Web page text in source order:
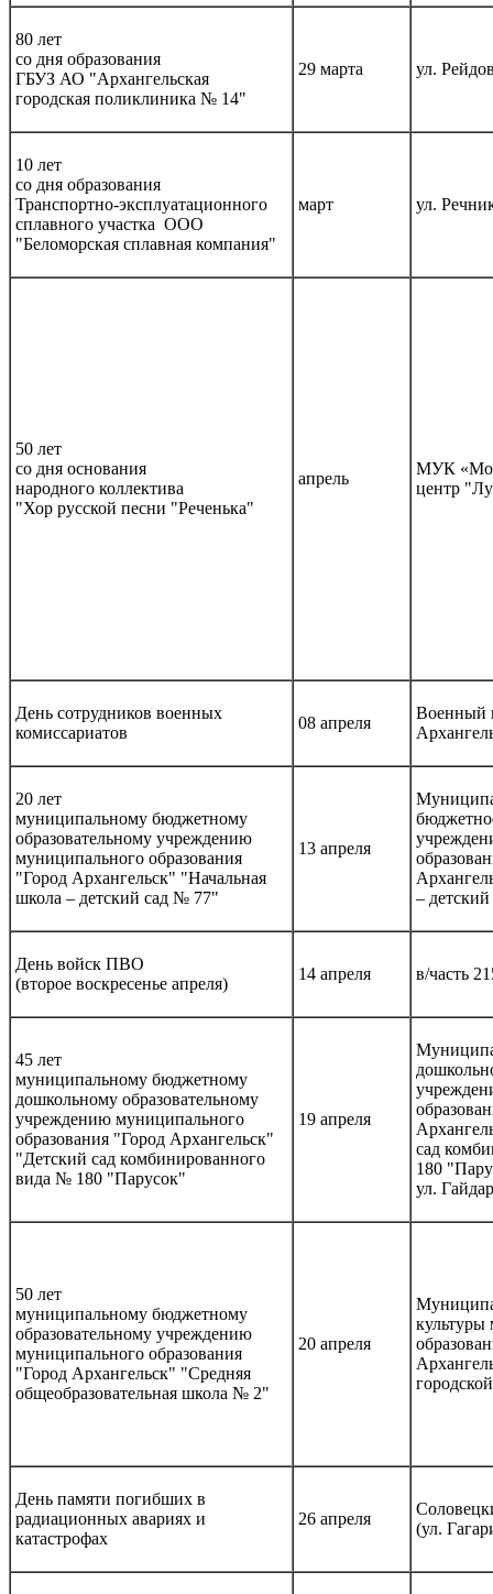
80 лет
со дня образования
ГБУЗ АО "Архангельская
городская поликлиника № 14"
29 марта ул.
10 лет
со дня образования
Транспортно-эксплуатационного
сплавного участка ООО
"Беломорская сплавная компания"
март ул.
50 лет
со дня основания
народного коллектива
"Хор русской песни "Реченька"
апрель
МУК
центр
День сотрудников военных
комиссариатов
08 апреля
Военный
20 лет
муниципальному бюджетному
образовательному учреждению
муниципального образования
"Город Архангельск" "Начальная
школа – детский сад № 77"
13 апреля
–
День войск ПВО
(второе воскресенье апреля)
14 апреля в/часть
45 лет
муниципальному бюджетному
дошкольному образовательному
учреждению муниципального
образования "Город Архангельск"
"Детский сад комбинированного
вида № 180 "Парусок"
19 апреля
сад
180
ул.
50 лет
муниципальному бюджетному
образовательному учреждению
муниципального образования
"Город Архангельск" "Средняя
общеобразовательная школа № 2"
20 апреля
культуры
День памяти погибших в
радиационных авариях и
катастрофах
26 апреля
(ул.